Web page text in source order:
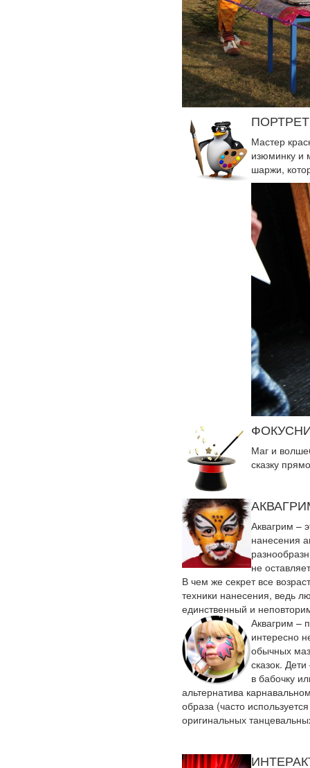
Мастер
изюминку и
шаржи,
Маг и
сказку
Аквагрим –
нанесения
не
В чем же секрет все
техники нанесения, ведь
единственный и
Аквагрим –
интересно
обычных
сказок.
в бабочку
альтернатива
образа (часто
оригинальных